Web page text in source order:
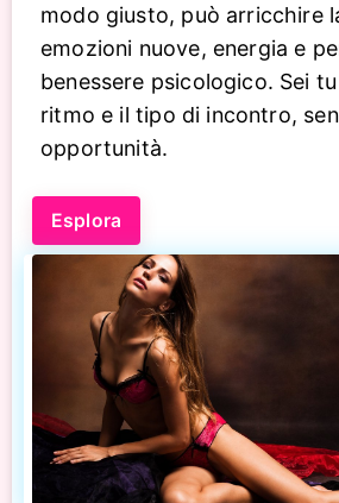
modo giusto, può arricchire
emozioni nuove, energia e
benessere psicologico. Sei
ritmo e il tipo di incontro,
opportunità.
Esplora